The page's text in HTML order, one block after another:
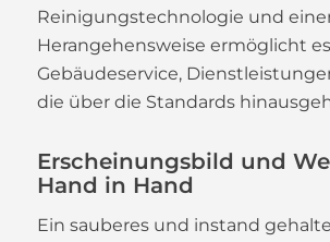
Reinigungstechnologie und
Herangehensweise ermöglicht
Gebäudeservice,
die über die Standards
Erscheinungsbild und
Hand in Hand
Ein sauberes und instand